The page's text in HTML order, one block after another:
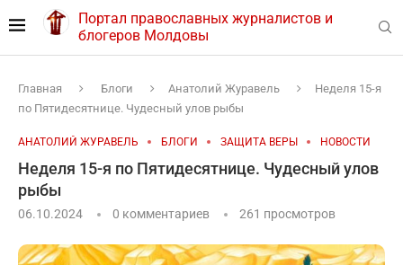
Портал православных журналистов и
блогеров Молдовы
Главная Блоги Анатолий Журавель
Неделя 15-я
по Пятидесятнице. Чудесный улов рыбы
АНАТОЛИЙ ЖУРАВЕЛЬ БЛОГИ ЗАЩИТА ВЕРЫ НОВОСТИ
Неделя 15-я по Пятидесятнице. Чудесный улов
рыбы
06.10.2024 0 комментариев 261 просмотров